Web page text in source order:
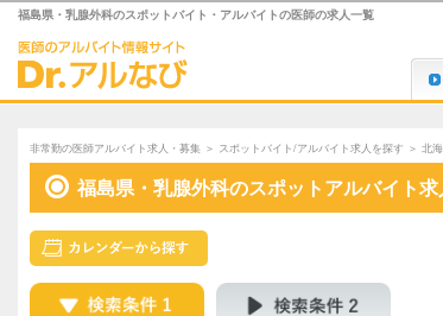
福島県・乳腺外科のスポットバイト・アルバイトの医師の求人一覧
非常勤の医師アルバイト求人・募集 ＞ スポットバイト/アルバイト求人を探す ＞ 北
福島県・乳腺外科のスポットアルバイト求